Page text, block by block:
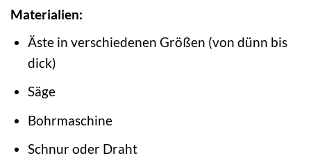
Materialien:
Äste in verschiedenen Größen (von dünn bis
dick)
Säge
Bohrmaschine
Schnur oder Draht